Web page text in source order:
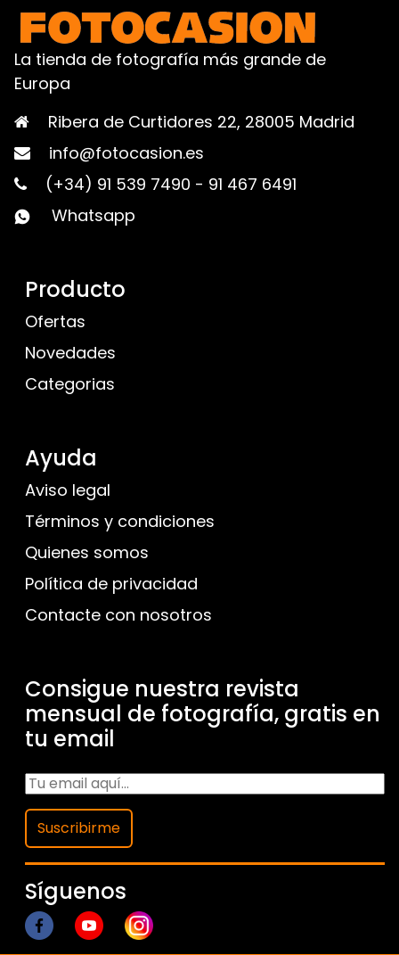
La tienda de fotografía más grande de
Europa
Ribera de Curtidores 22, 28005 Madrid
info@fotocasion.es
(+34) 91 539 7490 - 91 467 6491
Whatsapp
Producto
Ofertas
Novedades
Categorias
Ayuda
Aviso legal
Términos y condiciones
Quienes somos
Política de privacidad
Contacte con nosotros
Consigue nuestra revista
mensual de fotografía, gratis en
tu email
Suscribirme
Síguenos